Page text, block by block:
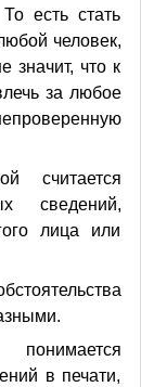
есть стать
человек,
значит, что к
за любое
считается
сведений,
лица или
в печати,